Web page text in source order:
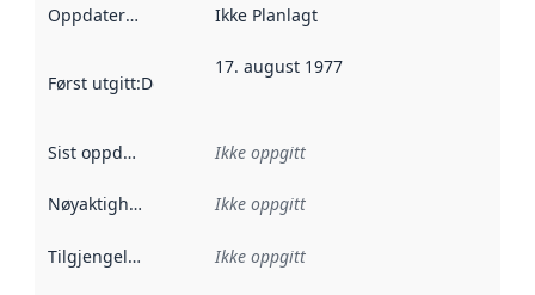
Oppdateringsfrekvens :
Ikke Planlagt
Først utgitt:Denne datoen sier når dataene i dette
17. august 1977
Sist oppdatert Ikke oppgitt
Nøyaktighet Ikke oppgitt
Tilgjengelighet Ikke oppgitt